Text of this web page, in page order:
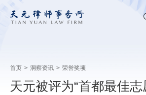
首页 > 洞察资讯 > 荣誉奖项
天元被评为“首都最佳志